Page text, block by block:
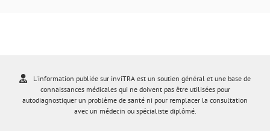
L'information publiée sur inviTRA est un soutien général et une base de
connaissances médicales qui ne doivent pas être utilisées pour
autodiagnostiquer un problème de santé ni pour remplacer la consultation
avec un médecin ou spécialiste diplômé.